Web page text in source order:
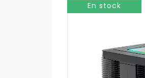
En stock